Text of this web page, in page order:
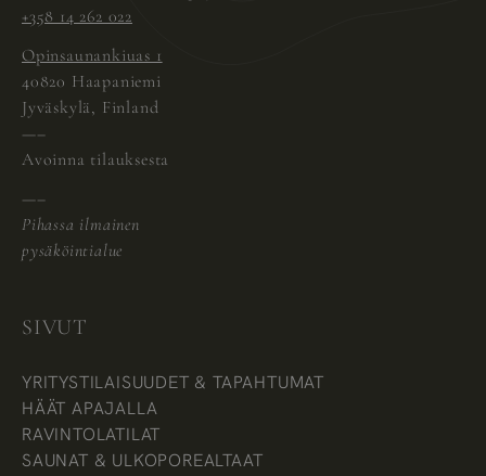
+358 14 262 022
Opinsaunankiuas 1
40820 Haapaniemi
Jyväskylä, Finland
—–
Avoinna tilauksesta
—–
Pihassa ilmainen
pysäköintialue
SIVUT
YRITYSTILAISUUDET & TAPAHTUMAT
HÄÄT APAJALLA
RAVINTOLATILAT
SAUNAT & ULKOPOREALTAAT